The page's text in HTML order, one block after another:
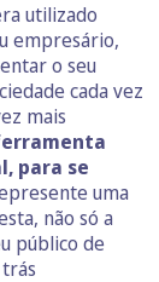
utilizado
empresário,
o seu
cada vez
mais
para se
uma
não só a
público de